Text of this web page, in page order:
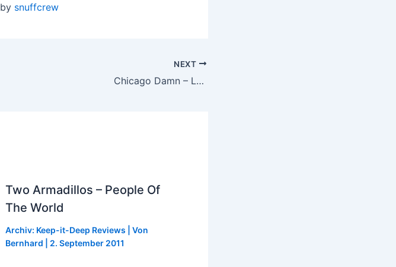
by snuffcrew
NEXT
Chicago Damn – Let’s Submerge / I Cry
Two Armadillos – People Of
The World
Archiv: Keep-it-Deep Reviews | Von
Bernhard
2. September 2011